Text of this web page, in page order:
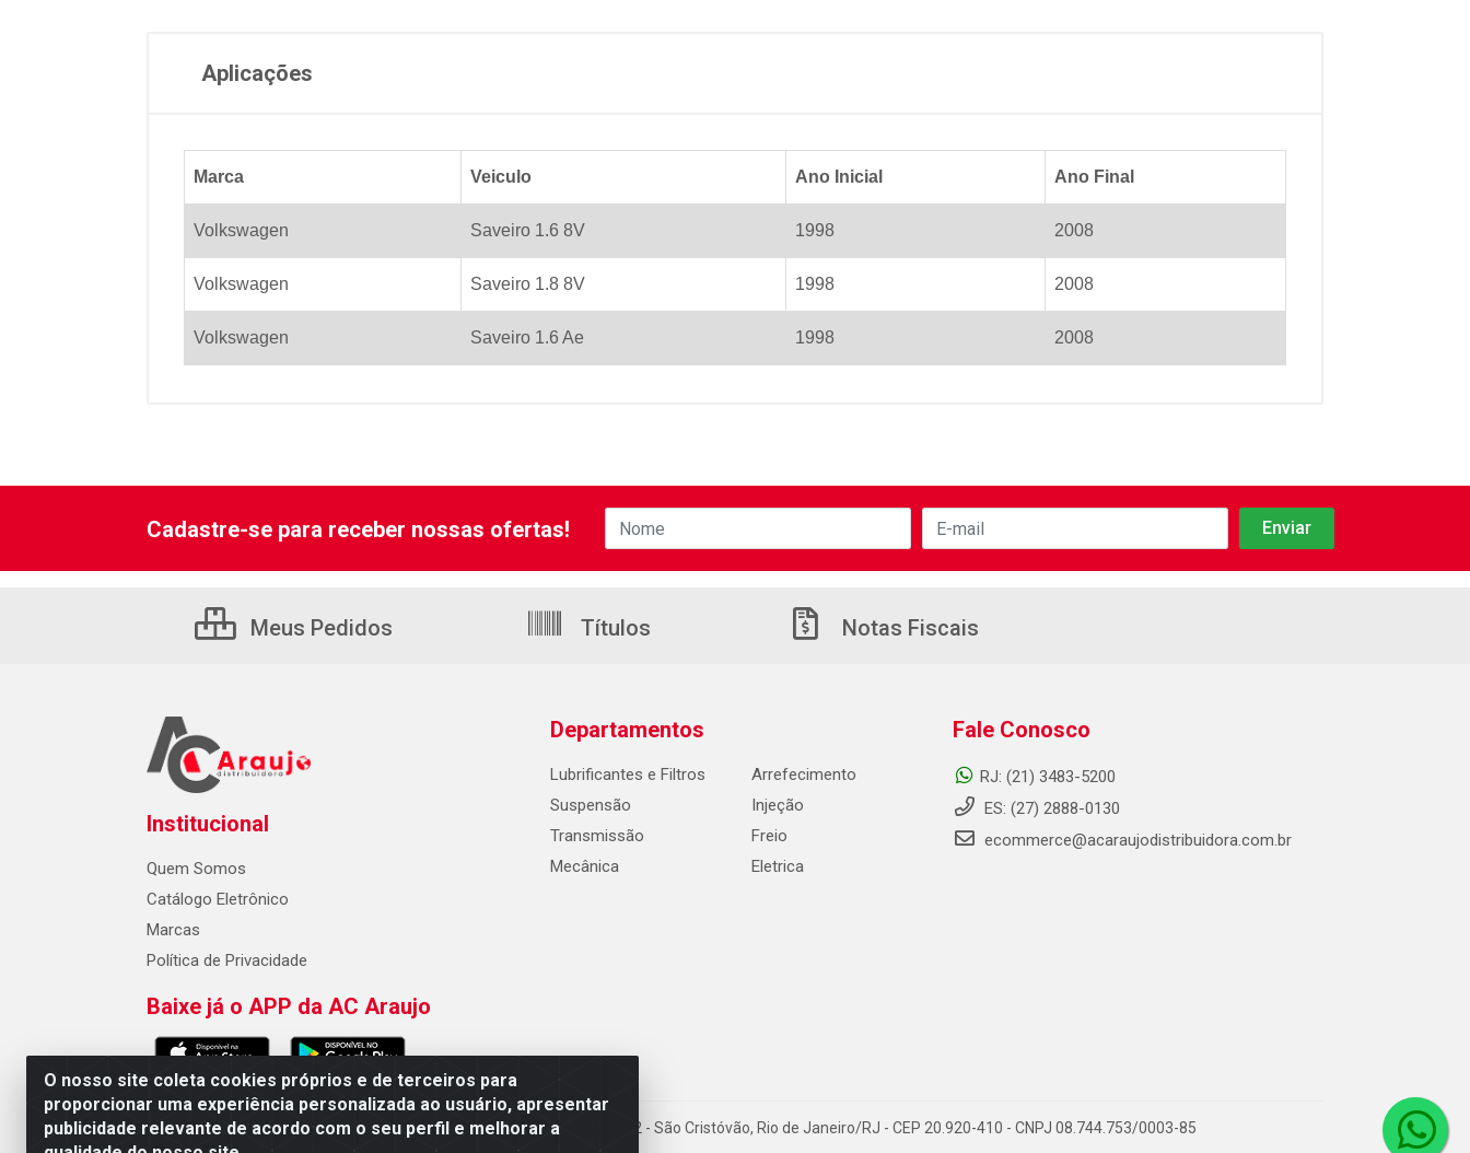
Aplicações
Marca Veiculo Ano Inicial Ano Final
Volkswagen Saveiro 1.6 8V 1998 2008
Volkswagen Saveiro 1.8 8V 1998 2008
Volkswagen Saveiro 1.6 Ae 1998 2008
O nosso site coleta cookies próprios e de terceiros para
proporcionar uma experiência personalizada ao usuário, apresentar
publicidade relevante de acordo com o seu perfil e melhorar a
Cadastre-se para receber nossas ofertas!
Meus Pedidos Títulos Notas Fiscais
Institucional
Quem Somos
Catálogo Eletrônico
Marcas
Política de Privacidade
Baixe já o APP da AC Araujo
Departamentos
Lubrificantes e Filtros
Suspensão
Transmissão
Mecânica
Arrefecimento
Injeção
Freio
Eletrica
Fale Conosco
RJ: (21) 3483-5200
ES: (27) 2888-0130
ecommerce@acaraujodistribuidora.com.br
AC Araujo Distribuidora - Rua Carneiro de Campos, 42 - São Cristóvão, Rio de Janeiro/RJ - CEP 20.920-410 - CNPJ 08.744.753/0003-85